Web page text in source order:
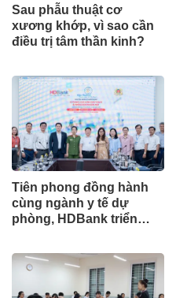
Sau phẫu thuật cơ
xương khớp, vì sao cần
điều trị tâm thần kinh?
Tiên phong đồng hành
cùng ngành y tế dự
phòng, HDBank triển
minh tại Viện Pasteur
TP.HCM